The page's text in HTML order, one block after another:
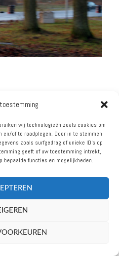
wij technologieën zoals cookies om
of te raadplegen. Door in te stemmen
zoals surfgedrag of unieke ID's op
geeft of uw toestemming intrekt,
bepaalde functies en mogelijkheden.
IN